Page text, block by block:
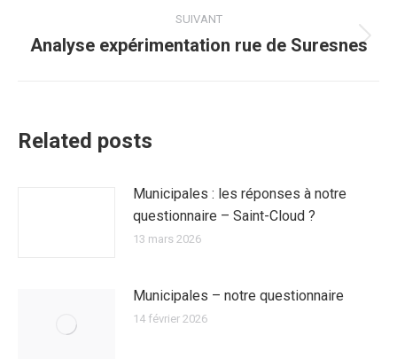
:
SUIVANT
Article
Analyse expérimentation rue de Suresnes
Related posts
Municipales : les réponses à notre
questionnaire – Saint-Cloud ?
13 mars 2026
Municipales – notre questionnaire
14 février 2026